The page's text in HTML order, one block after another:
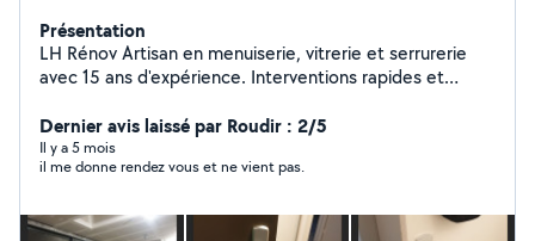
Présentation
LH Rénov Artisan en menuiserie, vitrerie et serrurerie
avec 15 ans d'expérience. Interventions rapides et
Dernier avis laissé par Roudir : 2/5
Il y a 5 mois
il me donne rendez vous et ne vient pas.